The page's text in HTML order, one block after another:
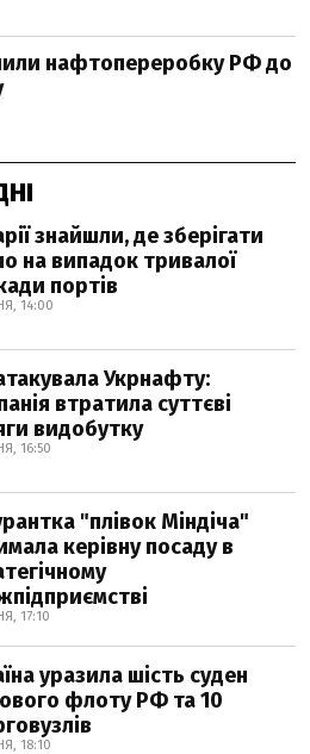
нафтопереробку РФ до
знайшли, де зберігати
на випадок тривалої
портів
14:00
Укрнафту:
втратила суттєві
видобутку
16:50
"плівок Міндіча"
керівну посаду в
17:10
уразила шість суден
флоту РФ та 10
18:10